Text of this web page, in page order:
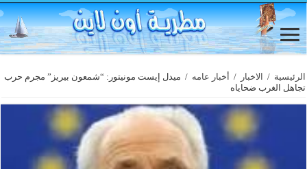
الرئيسية / الاخبار / أخبار عامه / ميدل إيست مونيتور: “شمعون بيريز” مجرم حرب
تجاهل الغرب ضحاياه